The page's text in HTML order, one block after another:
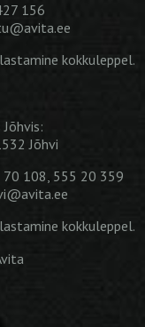
156
kokkuleppel.
Jõhvi
108, 555 20 359
kokkuleppel.